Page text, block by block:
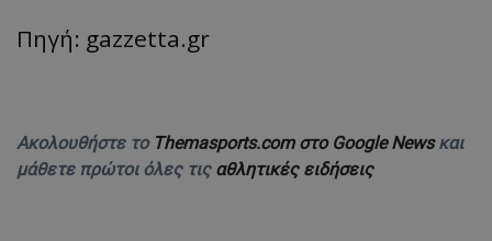
Πηγή: gazzetta.gr
Ακολουθήστε το Themasports.com στο Google Newsκαι
μάθετε πρώτοι όλες τις αθλητικές ειδήσεις